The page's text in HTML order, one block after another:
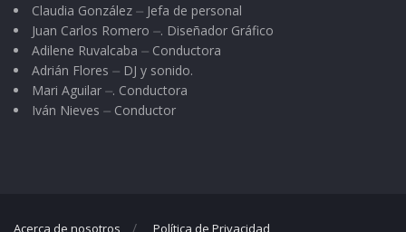
Claudia González ⏤ Jefa de personal
Juan Carlos Romero ⏤. Diseñador Gráfico
Adilene Ruvalcaba ⏤ Conductora
Adrián Flores ⏤ DJ y sonido.
Mari Aguilar ⏤. Conductora
Iván Nieves ⏤ Conductor
Acerca de nosotros Política de Privacidad